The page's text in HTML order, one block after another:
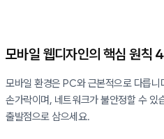
모바일 웹디자인의 핵심 원칙
모바일 환경은 PC와 근본적으로 다릅니
손가락이며, 네트워크가 불안정할 수 있
출발점으로 삼으세요.